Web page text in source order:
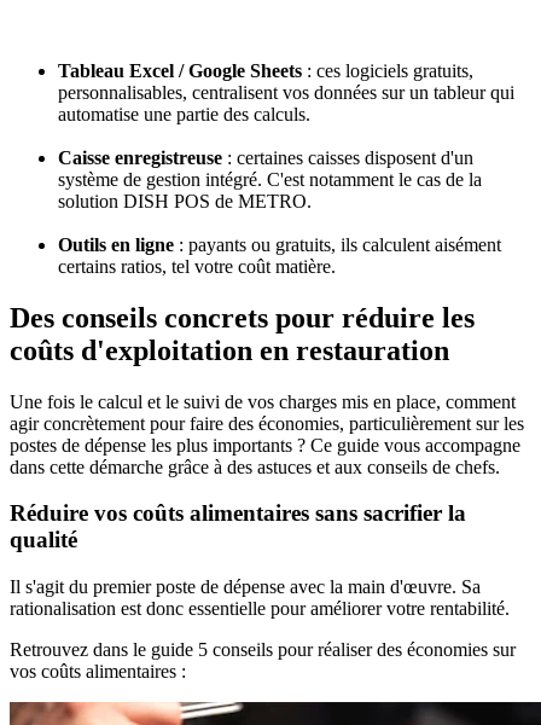
Tableau Excel / Google Sheets : ces logiciels gratuits,
personnalisables, centralisent vos données sur un tableur qui
automatise une partie des calculs.
Caisse enregistreuse : certaines caisses disposent d'un
système de gestion intégré. C'est notamment le cas de la
solution DISH POS de METRO.
Outils en ligne : payants ou gratuits, ils calculent aisément
certains ratios, tel votre coût matière.
Des conseils concrets pour réduire les
coûts d'exploitation en restauration
Une fois le calcul et le suivi de vos charges mis en place, comment
agir concrètement pour faire des économies, particulièrement sur les
postes de dépense les plus importants ? Ce guide vous accompagne
dans cette démarche grâce à des astuces et aux conseils de chefs.
Réduire vos coûts alimentaires sans sacrifier la
qualité
Il s'agit du premier poste de dépense avec la main d'œuvre. Sa
rationalisation est donc essentielle pour améliorer votre rentabilité.
Retrouvez dans le guide 5 conseils pour réaliser des économies sur
vos coûts alimentaires :